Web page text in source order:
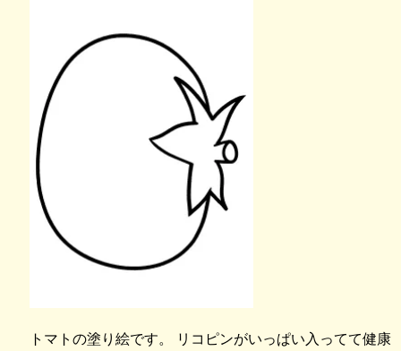
トマトの塗り絵です。 リコピンがいっぱい入ってて健康